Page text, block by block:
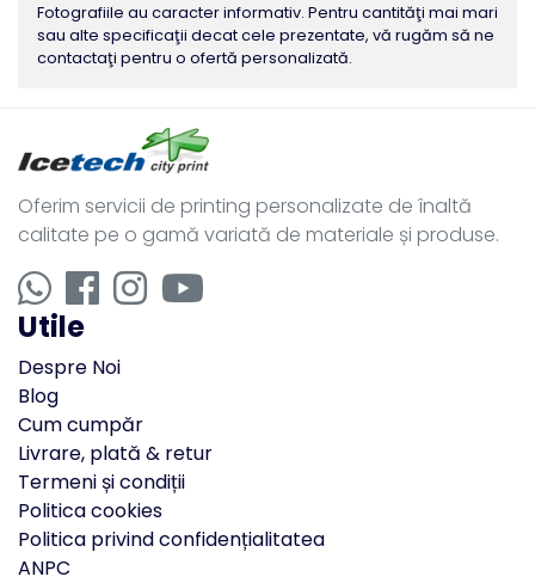
Fotografiile au caracter informativ. Pentru cantităţi mai mari
sau alte specificaţii decat cele prezentate, vă rugăm să ne
contactaţi pentru o ofertă personalizată.
Oferim servicii de printing personalizate de înaltă
calitate pe o gamă variată de materiale și produse.
Utile
Despre Noi
Blog
Cum cumpăr
Livrare, plată & retur
Termeni și condiții
Politica cookies
Politica privind confidențialitatea
ANPC